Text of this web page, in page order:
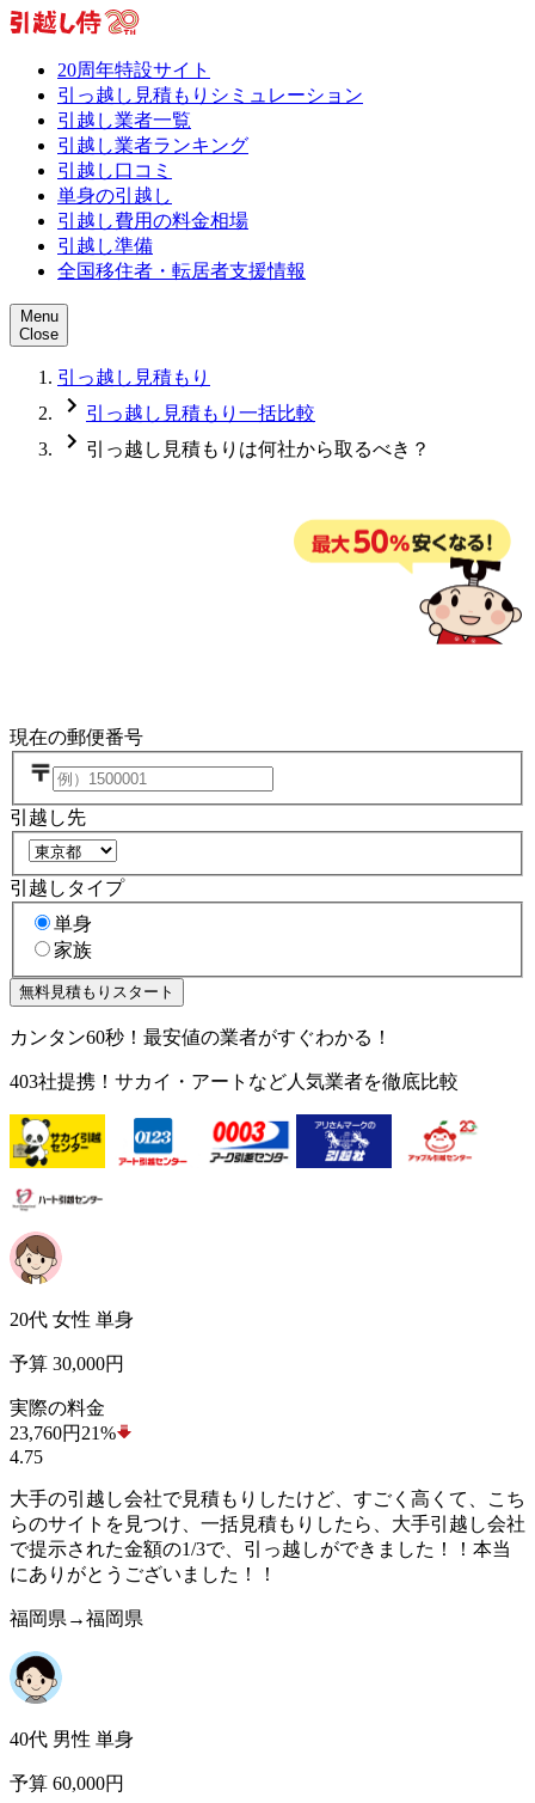
20周年特設サイト
引っ越し見積もりシミュレーション
引越し業者一覧
引越し業者ランキング
引越し口コミ
単身の引越し
引越し費用の料金相場
引越し準備
全国移住者・転居者支援情報
Menu
Close
引っ越し見積もり
引っ越し見積もり一括比較
引っ越し見積もりは何社から取るべき？
現在の郵便番号
引越し先
引越しタイプ
単身
家族
無料見積もりスタート
カンタン60秒！最安値の業者がすぐわかる！
403社提携！サカイ・アートなど人気業者を徹底比較
20代 女性 単身
予算 30,000円
実際の料金
23,760円 21%
4.75
大手の引越し会社で見積もりしたけど、すごく高くて、こち
らのサイトを見つけ、一括見積もりしたら、大手引越し会社
で提示された金額の1/3で、引っ越しができました！！本当
にありがとうございました！！
福岡県→福岡県
40代 男性 単身
予算 60,000円